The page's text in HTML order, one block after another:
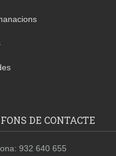
DE CONTACTE
932 640 655